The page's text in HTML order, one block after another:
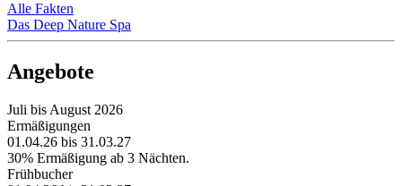
Alle Fakten
Das Deep Nature Spa
Angebote
Juli bis August 2026
Ermäßigungen
01.04.26 bis 31.03.27
30% Ermäßigung ab 3 Nächten.
Frühbucher